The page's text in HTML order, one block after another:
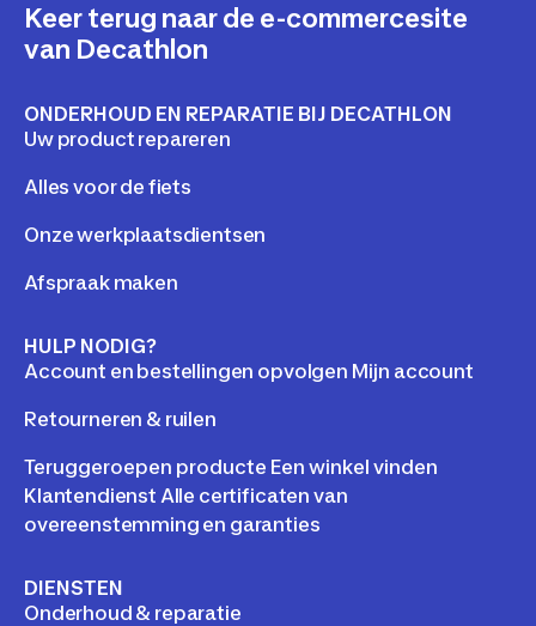
Keer terug naar de e-commercesite
van Decathlon
ONDERHOUD EN REPARATIE BIJ DECATHLON
Uw product repareren
Alles voor de fiets
Onze werkplaatsdientsen
Afspraak maken
HULP NODIG?
Account en bestellingen opvolgen Mijn account
Retourneren & ruilen
Teruggeroepen producte Een winkel vinden
Klantendienst Alle certificaten van
overeenstemming en garanties
DIENSTEN
Onderhoud & reparatie